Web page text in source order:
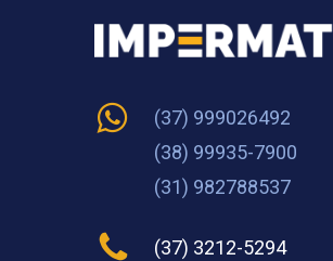
(37) 999026492
(38) 99935-7900
(31) 982788537
(37) 3212-5294